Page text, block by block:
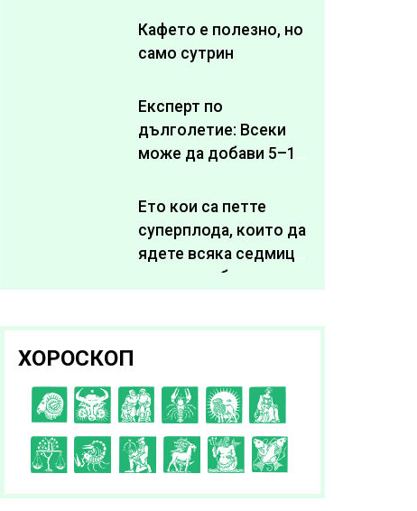
Кафето е полезно, но
само сутрин
Експерт по
дълголетие: Всеки
може да добави 5–10
живота си
Ето кои са петте
суперплода, които да
ядете всяка седмица,
за да подобрите
ХОРОСКОП
C D EFGH
I J K L A B